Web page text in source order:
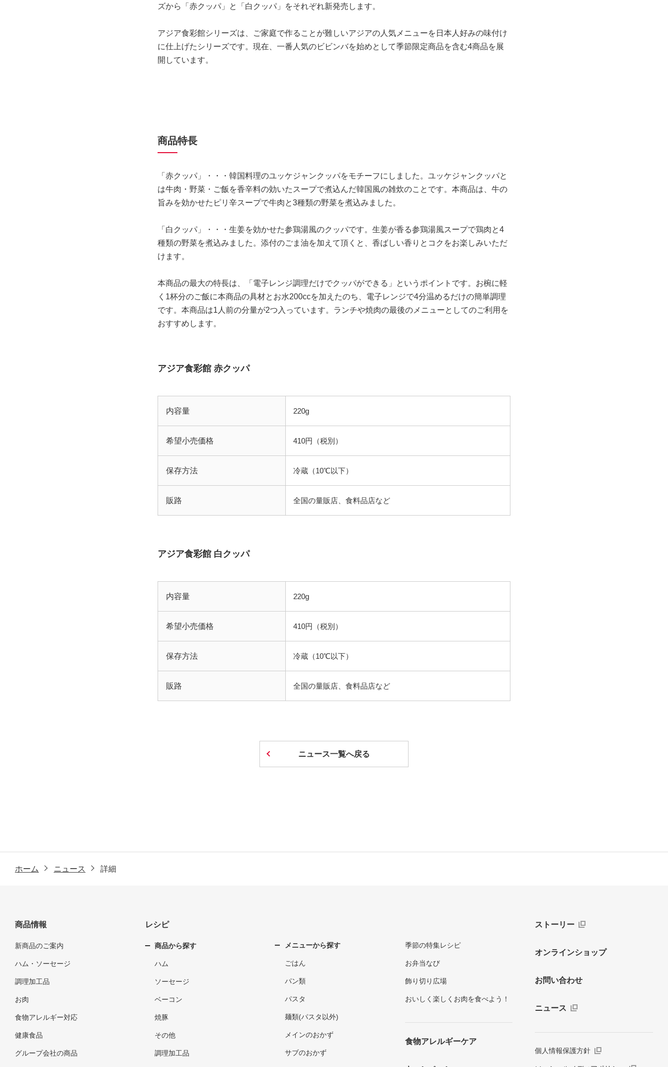
ズから「赤クッパ」と「白クッパ」をそれぞれ新発売します。
アジア食彩館シリーズは、ご家庭で作ることが難しいアジアの人気メニューを日本人好みの味付け
に仕上げたシリーズです。現在、一番人気のビビンバを始めとして季節限定商品を含む4商品を展
開しています。
商品特長
「赤クッパ」・・・韓国料理のユッケジャンクッパをモチーフにしました。ユッケジャンクッパと
は牛肉・野菜・ご飯を香辛料の効いたスープで煮込んだ韓国風の雑炊のことです。本商品は、牛の
旨みを効かせたピリ辛スープで牛肉と3種類の野菜を煮込みました。
「白クッパ」・・・生姜を効かせた参鶏湯風のクッパです。生姜が香る参鶏湯風スープで鶏肉と4
種類の野菜を煮込みました。添付のごま油を加えて頂くと、香ばしい香りとコクをお楽しみいただ
けます。
本商品の最大の特長は、「電子レンジ調理だけでクッパができる」というポイントです。お椀に軽
く1杯分のご飯に本商品の具材とお水200ccを加えたのち、電子レンジで4分温めるだけの簡単調理
です。本商品は1人前の分量が2つ入っています。ランチや焼肉の最後のメニューとしてのご利用を
おすすめします。
アジア食彩館 赤クッパ
内容量 220g
希望小売価格 410円（税別）
保存方法 冷蔵（10℃以下）
販路 全国の量販店、食料品店など
アジア食彩館 白クッパ
内容量 220g
希望小売価格 410円（税別）
保存方法 冷蔵（10℃以下）
販路 全国の量販店、食料品店など
ニュース一覧へ戻る
ホーム ニュース 詳細
商品情報
新商品のご案内
ハム・ソーセージ
調理加工品
お肉
食物アレルギー対応
健康食品
グループ会社の商品
レシピ
商品から探す
ハム
ソーセージ
ベーコン
焼豚
その他
調理加工品
メニューから探す
ごはん
パン類
パスタ
麺類(パスタ以外)
メインのおかず
サブのおかず
季節の特集レシピ
お弁当なび
飾り切り広場
おいしく楽しくお肉を食べよう！
食物アレルギーケア
ストーリー
オンラインショップ
お問い合わせ
ニュース
個人情報保護方針